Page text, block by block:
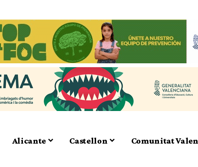
Alicante Castellon Comunitat